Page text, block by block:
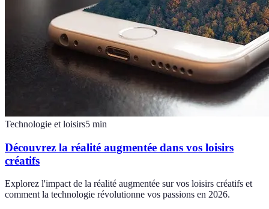
Technologie et loisirs5 min
Découvrez la réalité augmentée dans vos loisirs
créatifs
Explorez l'impact de la réalité augmentée sur vos loisirs créatifs et
comment la technologie révolutionne vos passions en 2026.